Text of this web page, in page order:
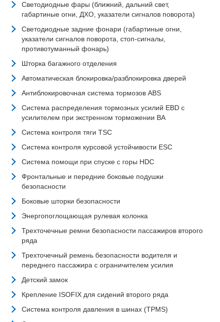
Светодиодные фары (ближний, дальний свет,
габартиные огни, ДХО, указатели сигналов поворота)
Светодиодные задние фонари (габартиные огни,
указатели сигналов поворота, стоп-сигналы,
противотуманный фонарь)
Шторка багажного отделения
Автоматическая блокировка/разблокировка дверей
Антиблокировочная система тормозов ABS
Система распределения тормозных усилий EBD с
усилителем при экстренном торможении BA
Система контроля тяги TSC
Система контроля курсовой устойчивости ESC
Система помощи при спуске с горы HDC
Фронтальные и передние боковые подушки
безопасности
Боковые шторки безопасности
Энергопоглощающая рулевая колонка
Трехточечные ремни безопасности пассажиров второго
ряда
Трехточечный ремень безопасности водителя и
переднего пассажира с ограничителем усилия
Детский замок
Крепление ISOFIX для сидений второго ряда
Система контроля давления в шинах (TPMS)